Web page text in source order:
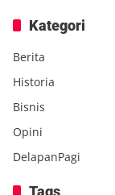
Kategori
Berita
Historia
Bisnis
Opini
DelapanPagi